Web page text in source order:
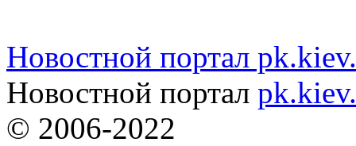
Новостной портал
Новостной портал
© 2006-2022